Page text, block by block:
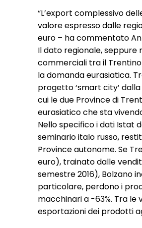
“L’export complessivo
valore espresso dalle
euro – ha commentato
Il dato regionale, seppure
commerciali tra il
la domanda eurasiatica.
progetto ‘smart city’
cui le due Province di
eurasiatico che sta
Nello specifico i dati Istat
seminario italo russo,
Province autonome. Se
euro), trainato dalle
semestre 2016), Bolzano
particolare, perdono i
macchinari a -63%. Tra le
esportazioni dei prodotti